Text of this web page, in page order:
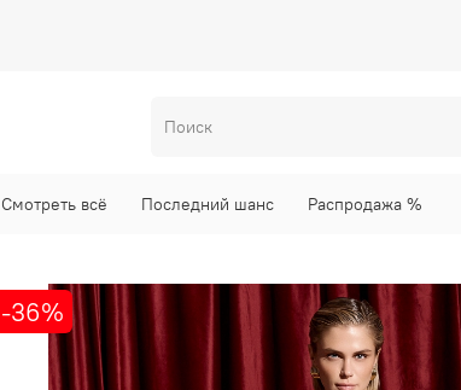
Смотреть всё Последний шанс Распродажа %
-36%